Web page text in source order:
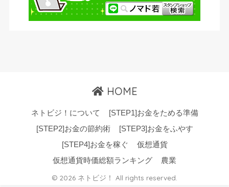
HOME
ネトビジ！について
[STEP1]お金をためる準備
[STEP2]お金の節約術
[STEP3]お金をふやす
[STEP4]お金を稼ぐ
仮想通貨
仮想通貨時価総額ランキング
農業
© 2026 ネトビジ！ All rights reserved.